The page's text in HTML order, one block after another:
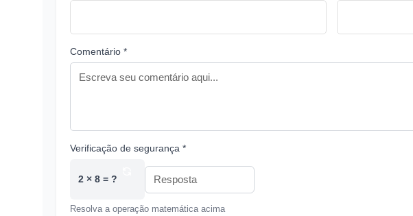
Comentário *
Verificação de segurança *
2 × 8 = ?
Resolva a operação matemática acima